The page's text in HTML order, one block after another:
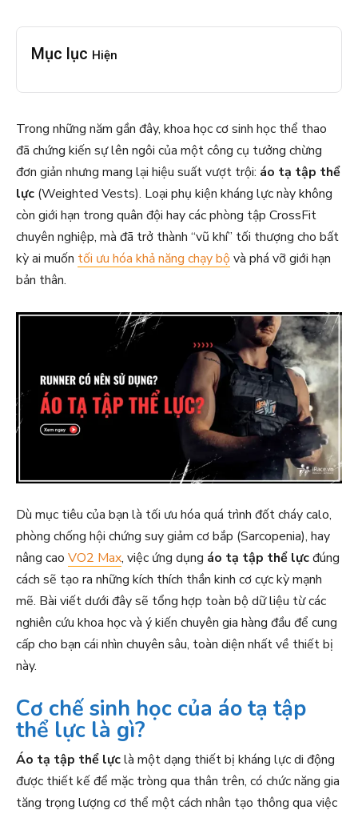
Mục lục Hiện
Trong những năm gần đây, khoa học cơ sinh học thể thao
đã chứng kiến sự lên ngôi của một công cụ tưởng chừng
đơn giản nhưng mang lại hiệu suất vượt trội: áo tạ tập thể
lực (Weighted Vests). Loại phụ kiện kháng lực này không
còn giới hạn trong quân đội hay các phòng tập CrossFit
chuyên nghiệp, mà đã trở thành “vũ khí” tối thượng cho bất
kỳ ai muốn tối ưu hóa khả năng chạy bộvà phá vỡ giới hạn
bản thân.
Dù mục tiêu của bạn là tối ưu hóa quá trình đốt cháy calo,
phòng chống hội chứng suy giảm cơ bắp (Sarcopenia), hay
nâng cao VO2 Max, việc ứng dụng áo tạ tập thể lựcđúng
cách sẽ tạo ra những kích thích thần kinh cơ cực kỳ mạnh
mẽ. Bài viết dưới đây sẽ tổng hợp toàn bộ dữ liệu từ các
nghiên cứu khoa học và ý kiến chuyên gia hàng đầu để cung
cấp cho bạn cái nhìn chuyên sâu, toàn diện nhất về thiết bị
này.
Cơ chế sinh học của áo tạ tập
thể lực là gì?
Áo tạ tập thể lựclà một dạng thiết bị kháng lực di động
được thiết kế để mặc tròng qua thân trên, có chức năng gia
tăng trọng lượng cơ thể một cách nhân tạo thông qua việc